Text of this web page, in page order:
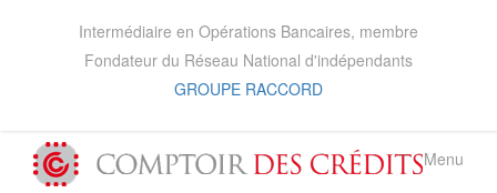
Intermédiaire en Opérations Bancaires, membre
Fondateur du Réseau National d'indépendants
GROUPE RACCORD
Menu